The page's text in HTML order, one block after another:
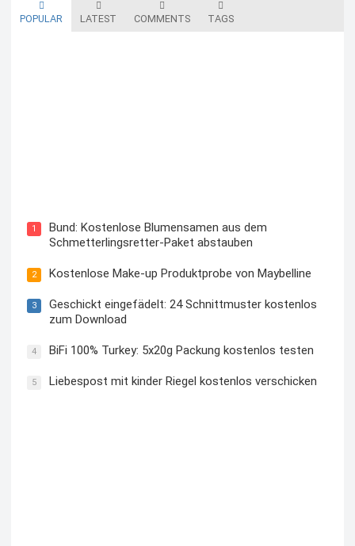
POPULAR LATEST COMMENTS TAGS
1
Bund: Kostenlose Blumensamen aus dem
Schmetterlingsretter-Paket abstauben
2 Kostenlose Make-up Produktprobe von Maybelline
3
Geschickt eingefädelt: 24 Schnittmuster kostenlos
zum Download
4 BiFi 100% Turkey: 5x20g Packung kostenlos testen
5 Liebespost mit kinder Riegel kostenlos verschicken